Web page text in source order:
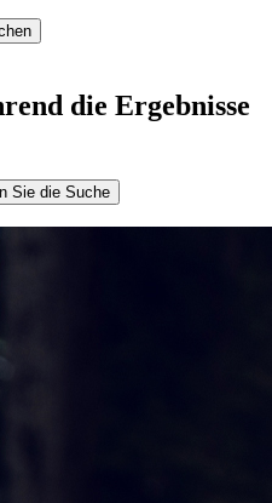
die Ergebnisse
Sie die Suche